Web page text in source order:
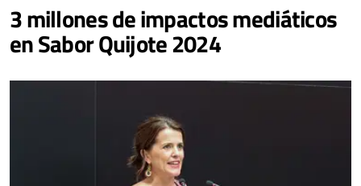
3 millones de impactos mediáticos
en Sabor Quijote 2024